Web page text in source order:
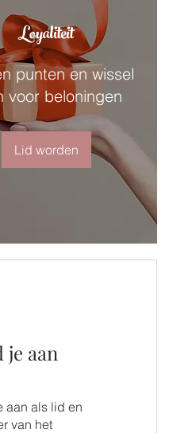
Loyaliteit
punten en wissel
voor beloningen
Lid worden
je aan
aan als lid en
van het